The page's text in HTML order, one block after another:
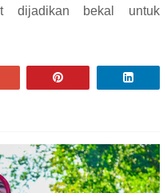
dijadikan bekal untuk